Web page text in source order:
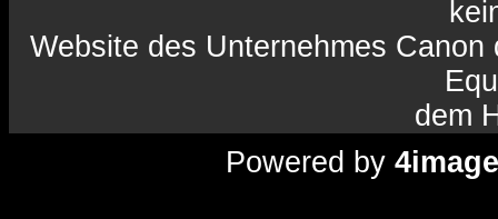
Website des Unternehmes
dem
Powered by